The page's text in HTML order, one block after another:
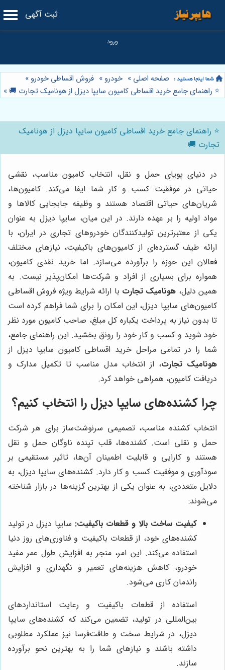
ثبت آگهی
صفحه اصلی » خودرو » فروش اقساطی خودرو »
⭐️ راهنمای جامع خرید اقساطی کامیون سایپا دیزل از هونامیک تجارت 🚚 »
⭐️ راهنمای جامع خرید اقساطی کامیون سایپا دیزل از هونامیک
تجارت 🚚
در دنیای پویای حمل و نقل، انتخاب کامیون مناسب، نقشی
حیاتی در موفقیت کسب و کار شما ایفا می‌کند. کامیون‌ها،
شریان‌های حیاتی اقتصاد هستند و وظیفه جابجایی کالاها و
مواد اولیه را بر عهده دارند. در این میان، سایپا دیزل به عنوان
یکی از معتبرترین تولیدکنندگان خودروهای تجاری در ایران، با
ارائه طیف گسترده‌ای از کامیون‌های باکیفیت، نیازهای مختلف
فعالان این حوزه را برآورده می‌سازد. اما خرید نقدی کامیون،
همواره برای بسیاری از افراد و شرکت‌ها امکان‌پذیر نیست. به
همین دلیل، هونامیک تجارت با ارائه شرایط ویژه فروش اقساطی
کامیون‌های سایپا دیزل، این امکان را برای شما فراهم کرده است
تا بدون نیاز به پرداخت یکباره کل مبلغ، صاحب کامیون مورد نظر
خود شوید و کسب و کار خود را رونق بخشید. این راهنمای جامع،
شما را در تمامی مراحل خرید اقساطی کامیون سایپا دیزل از
هونامیک تجارت، از انتخاب مدل مناسب تا تکمیل مدارک و
دریافت کامیون، همراهی خواهد کرد.
چرا کشنده‌های سایپا دیزل را انتخاب کنیم؟
انتخاب کشنده مناسب، تصمیمی سرنوشت‌ساز برای هر شرکت
حمل و نقلی است. کشنده‌ها، قلب تپنده ناوگان حمل و نقل
هستند و کارایی و قابلیت اطمینان آن‌ها، تاثیر مستقیمی بر
سودآوری و موفقیت کسب و کار دارد. کشنده‌های سایپا دیزل، به
دلایل متعددی، به عنوان یکی از بهترین گزینه‌ها در بازار شناخته
می‌شوند:
کیفیت ساخت بالا و قطعات باکیفیت: سایپا دیزل در تولید
کشنده‌های خود، از قطعات باکیفیت و فناوری‌های روز دنیا
استفاده می‌کند. این امر، منجر به افزایش طول عمر مفید
خودرو، کاهش هزینه‌های تعمیر و نگهداری و افزایش
راندمان کاری می‌شود.
استفاده از قطعات باکیفیت و رعایت استانداردهای
بین‌المللی در تولید، تضمین می‌کند که کشنده‌های سایپا
دیزل، در شرایط سخت و طاقت‌فرسا نیز عملکرد مطلوبی
داشته باشند و نیازهای شما را به بهترین نحو برآورده
سازند.